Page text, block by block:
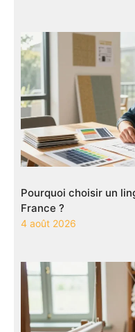
Pourquoi choisir un
France ?
4 août 2026